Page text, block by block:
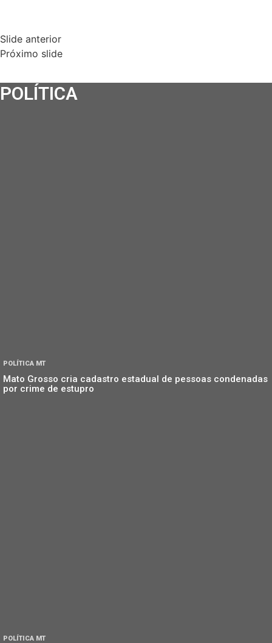
Slide anterior
Próximo slide
POLÍTICA
POLÍTICA MT
Mato Grosso cria cadastro estadual de pessoas condenadas
por crime de estupro
POLÍTICA MT